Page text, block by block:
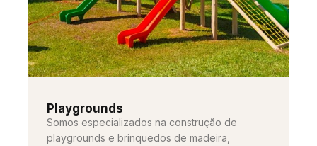
Playgrounds
Somos especializados na construção de
playgrounds e brinquedos de madeira,